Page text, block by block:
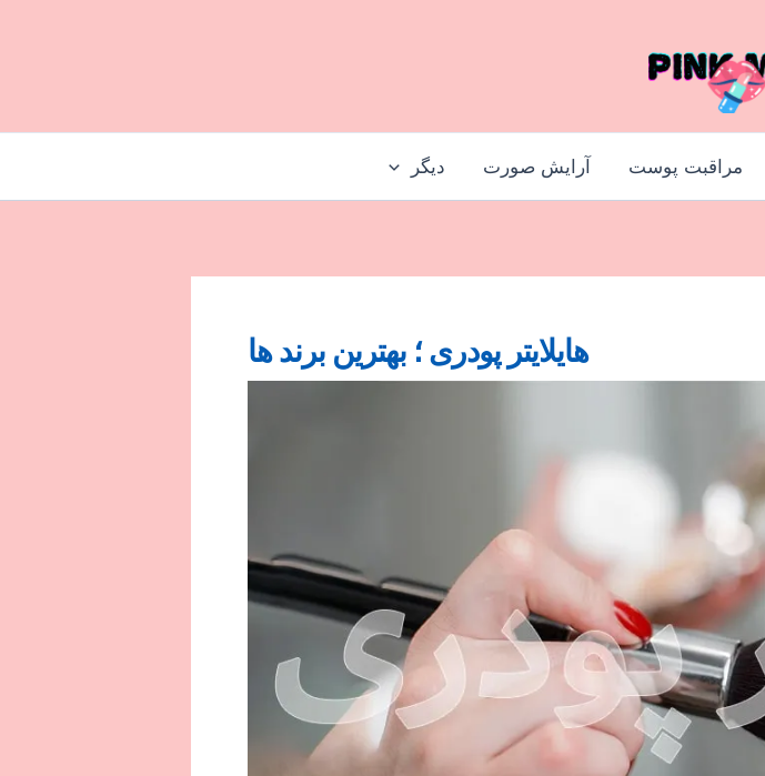
مراقبت پوست آرایش صورت دیگر
هایلایتر پودری ؛ بهترین برند ها